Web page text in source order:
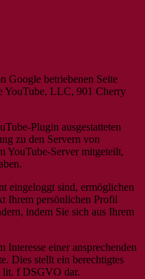
Google betriebenen Seite
YouTube, LLC, 901 Cherry
Plugin ausgestatteten
zu den Servern von
YouTube-Server mitgeteilt,
eingeloggt sind, ermöglichen
Ihrem persönlichen Profil
indem Sie sich aus Ihrem
einer ansprechenden
Dies stellt ein berechtigtes
lit. f DSGVO dar.